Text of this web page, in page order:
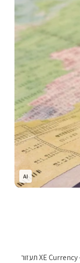
AI
האפליקציה מתעדכנת בזמן אמת עם שערי חליפין מדויקים מכל העולם, ומאפשרת המרת מטבעות בקלות ובמהירות. בין אם אתם מחליפים באינטרנט, משלמים במזומן או מבצעים רכישות בכרטיס אשראי - XE Currency תעזור